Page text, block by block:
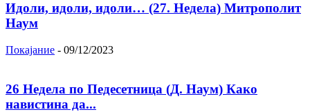
Идоли, идоли, идоли… (27. Недела) Митрополит
Наум
Покајание - 09/12/2023
26 Недела по Педесетница (Д. Наум) Како
навистина да...